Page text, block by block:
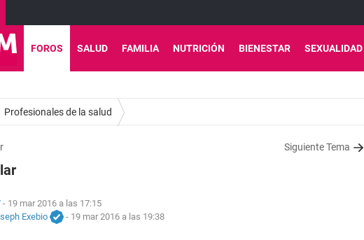
FOROS SALUD FAMILIA NUTRICIÓN BIENESTAR SEXUALIDAD
Profesionales de la salud
Siguiente Tema
- 19 mar 2016 a las 17:15
Exebio
- 19 mar 2016 a las 19:38